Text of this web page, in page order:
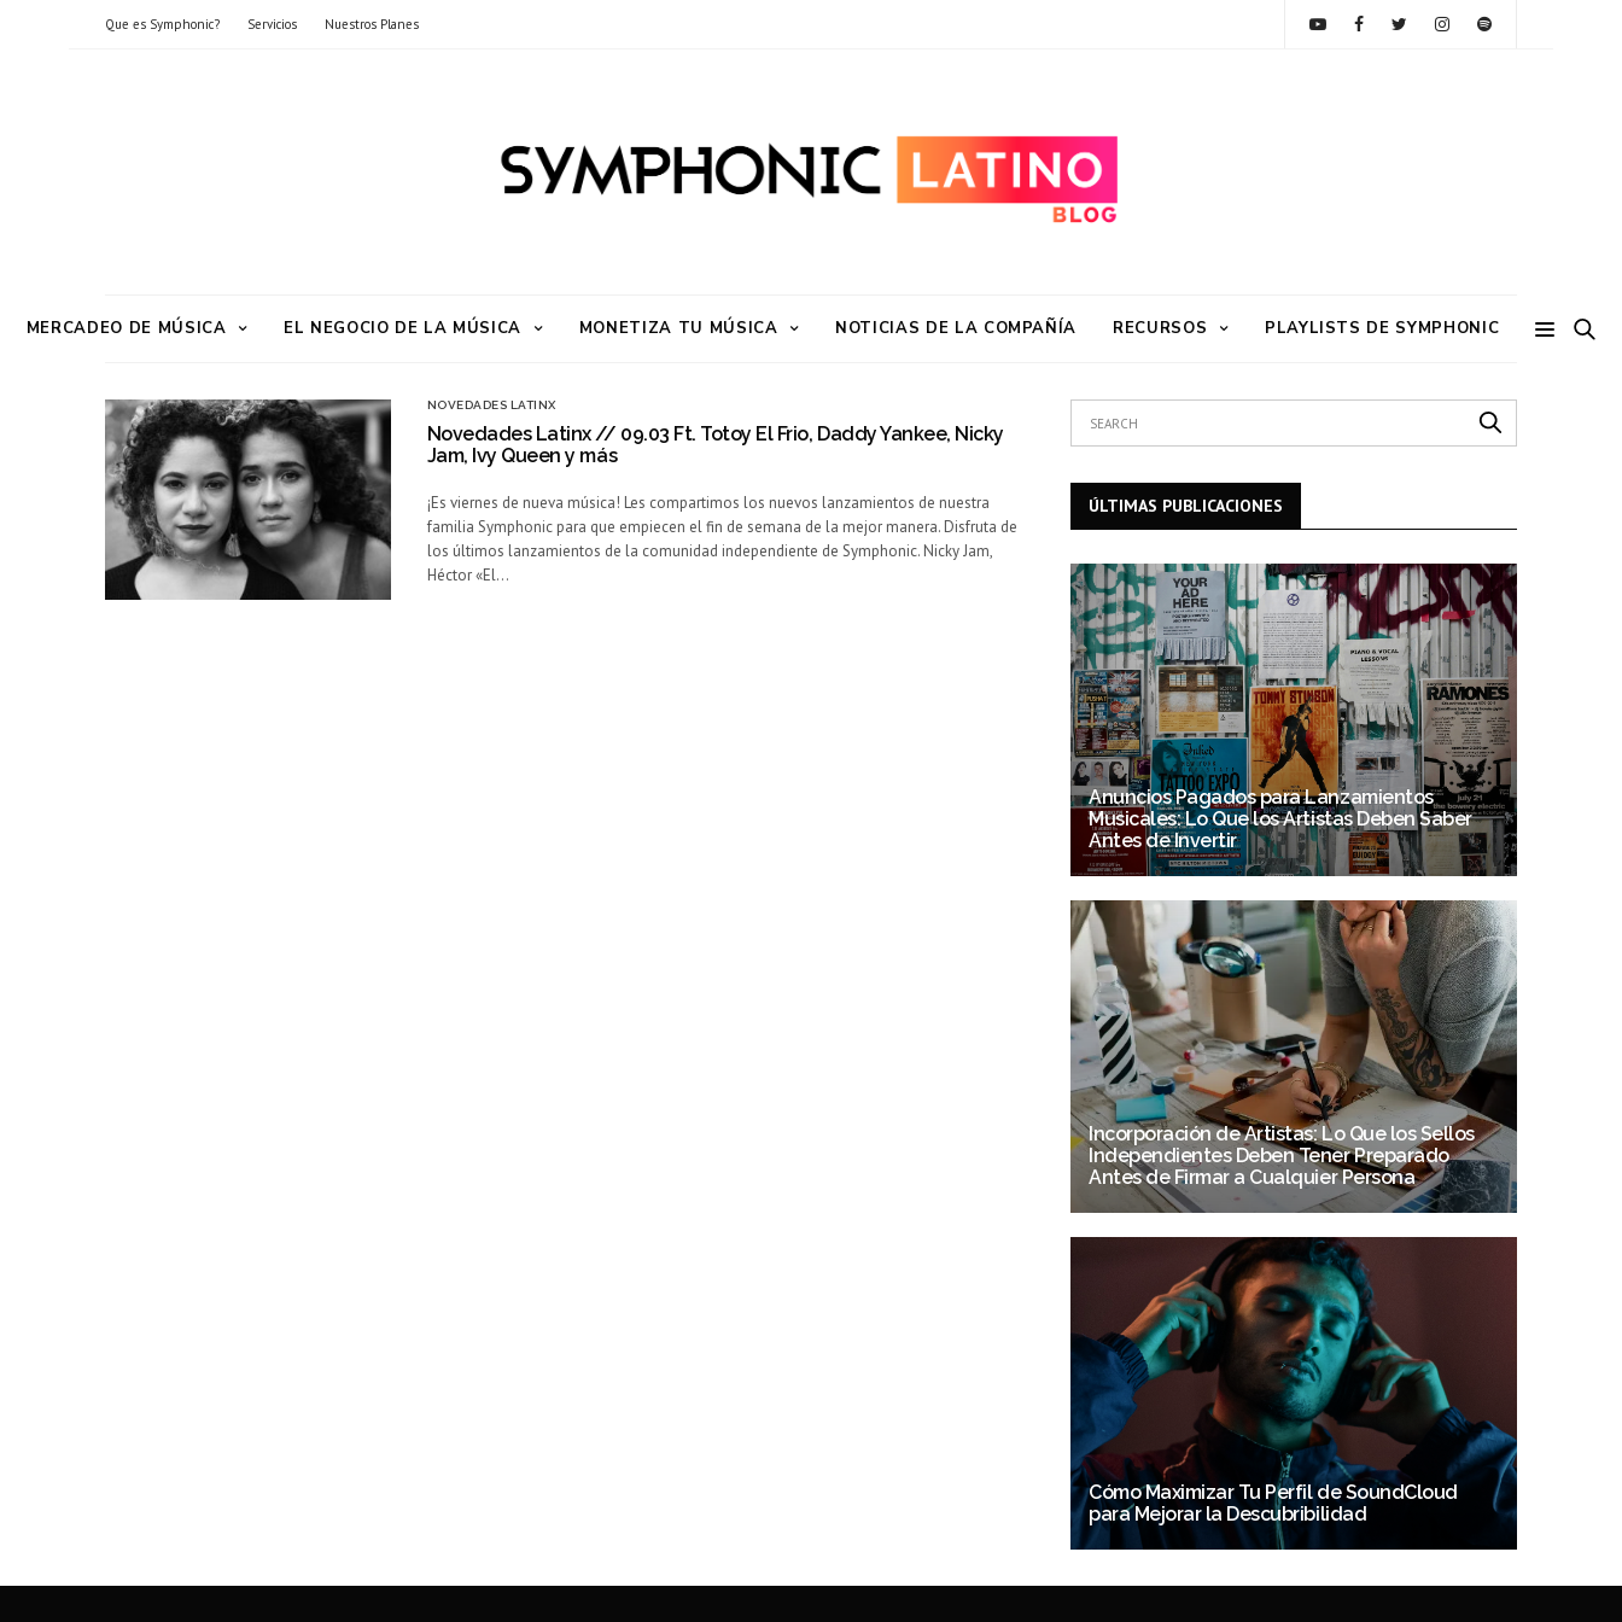
Que es Symphonic? Servicios Nuestros Planes
MERCADEO DE MÚSICA EL NEGOCIO DE LA MÚSICA MONETIZA TU MÚSICA NOTICIAS DE LA COMPAÑÍA RECURSOS PLAYLISTS DE SYMPHONIC
NOVEDADES LATINX
Novedades Latinx // 09.03 Ft. Totoy El Frio, Daddy Yankee, Nicky
Jam, Ivy Queen y más
¡Es viernes de nueva música! Les compartimos los nuevos lanzamientos de nuestra
familia Symphonic para que empiecen el fin de semana de la mejor manera. Disfruta de
los últimos lanzamientos de la comunidad independiente de Symphonic. Nicky Jam,
Héctor «El…
ÚLTIMAS PUBLICACIONES
Anuncios Pagados para Lanzamientos
Musicales: Lo Que los Artistas Deben Saber
Antes de Invertir
Incorporación de Artistas: Lo Que los Sellos
Independientes Deben Tener Preparado
Antes de Firmar a Cualquier Persona
Cómo Maximizar Tu Perfil de SoundCloud
para Mejorar la Descubribilidad